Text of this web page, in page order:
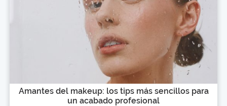
Amantes del makeup: los tips más sencillos para
un acabado profesional